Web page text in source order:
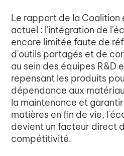
Le rapport de la
actuel : l'intégration de
encore limitée faute de
d'outils partagés et de
au sein des équipes R&D
repensant les produits
dépendance aux
la maintenance et
matières en fin de vie,
devient un facteur direct
compétitivité.